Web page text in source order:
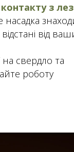
з
насадка
від
на свердло та
роботу